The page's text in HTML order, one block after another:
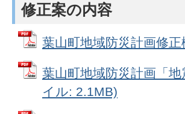
修正案の内容
葉山町地域防災計画修
葉山町地域防災計画「
イル: 2.1MB)